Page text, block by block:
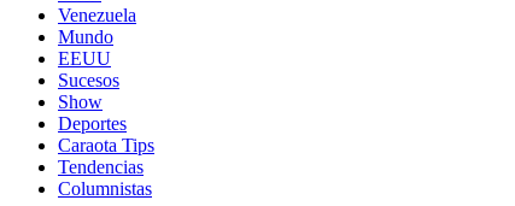
Venezuela
Mundo
EEUU
Sucesos
Show
Deportes
Caraota Tips
Tendencias
Columnistas